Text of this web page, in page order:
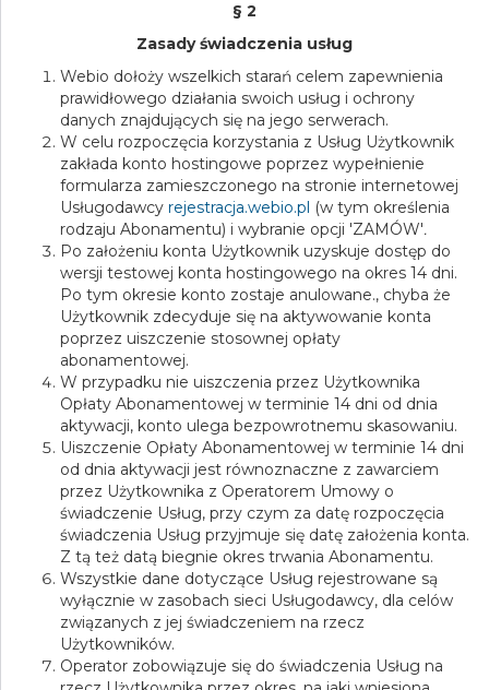
§ 2
Zasady świadczenia usług
Webio dołoży wszelkich starań celem zapewnienia
prawidłowego działania swoich usług i ochrony
danych znajdujących się na jego serwerach.
W celu rozpoczęcia korzystania z Usług Użytkownik
zakłada konto hostingowe poprzez wypełnienie
formularza zamieszczonego na stronie internetowej
Usługodawcy rejestracja.webio.pl (w tym określenia
rodzaju Abonamentu) i wybranie opcji 'ZAMÓW'.
Po założeniu konta Użytkownik uzyskuje dostęp do
wersji testowej konta hostingowego na okres 14 dni.
Po tym okresie konto zostaje anulowane., chyba że
Użytkownik zdecyduje się na aktywowanie konta
poprzez uiszczenie stosownej opłaty
abonamentowej.
W przypadku nie uiszczenia przez Użytkownika
Opłaty Abonamentowej w terminie 14 dni od dnia
aktywacji, konto ulega bezpowrotnemu skasowaniu.
Uiszczenie Opłaty Abonamentowej w terminie 14 dni
od dnia aktywacji jest równoznaczne z zawarciem
przez Użytkownika z Operatorem Umowy o
świadczenie Usług, przy czym za datę rozpoczęcia
świadczenia Usług przyjmuje się datę założenia konta.
Z tą też datą biegnie okres trwania Abonamentu.
Wszystkie dane dotyczące Usług rejestrowane są
wyłącznie w zasobach sieci Usługodawcy, dla celów
związanych z jej świadczeniem na rzecz
Użytkowników.
Operator zobowiązuje się do świadczenia Usług na